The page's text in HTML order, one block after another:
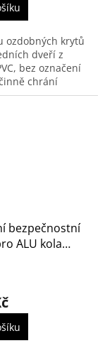
ozdobných krytů
dveří z
bez označení
chrání
proti
bezpečnostní
ALU kola